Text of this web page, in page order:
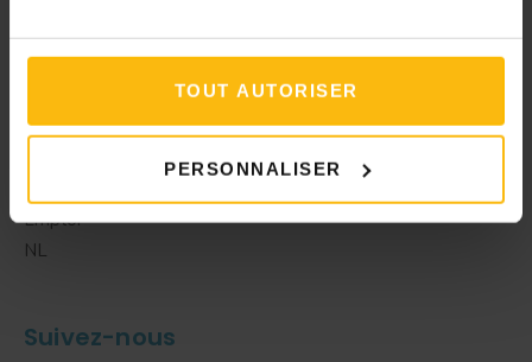
TOUT AUTORISER
PERSONNALISER
Navigation
Vidéos
Emploi
NL
Suivez-nous